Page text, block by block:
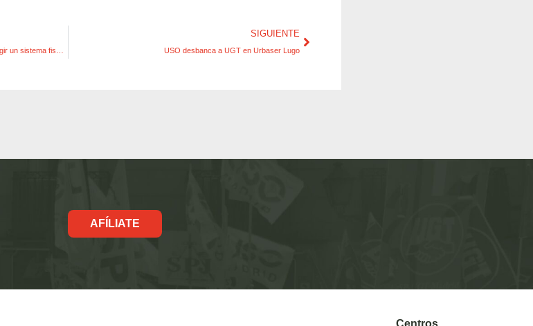
SIGUIENTE
USO desbanca a UGT en Urbaser Lugo
AFÍLIATE
Centros